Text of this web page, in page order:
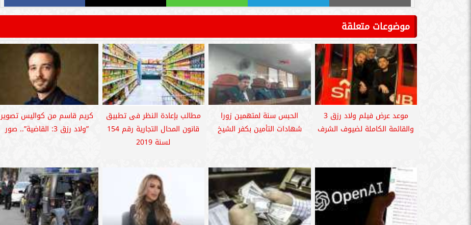
موضوعات متعلقة
موعد عرض فيلم ولاد رزق 3
والقائمة الكاملة لضيوف الشرف
الحبس سنة لمتهمين زورا
شهادات التأمين بكفر الشيخ
مطالب بإعادة النظر فى تطبيق
قانون المحال التجارية رقم 154
لسنة 2019
كريم قاسم من كواليس تصوير
”ولاد رزق 3: القاضية”.. صور